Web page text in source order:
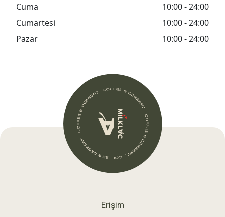
Cuma
10:00 - 24:00
Cumartesi
10:00 - 24:00
Pazar
10:00 - 24:00
Erişim